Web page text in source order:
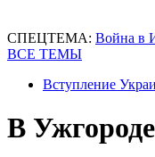
СПЕЦТЕМА: Война в
ВСЕ ТЕМЫ
Вступление
В